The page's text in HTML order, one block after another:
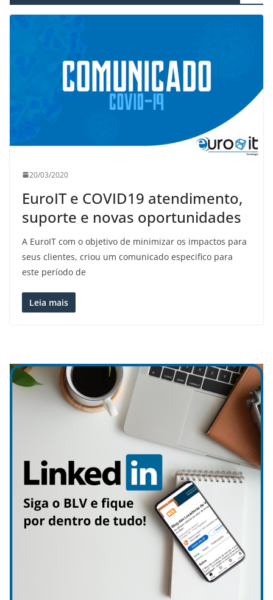
20/03/2020
EuroIT e COVID19 atendimento,
suporte e novas oportunidades
A EuroIT com o objetivo de minimizar os impactos para
seus clientes, criou um comunicado especifico para
este período de
Leia mais